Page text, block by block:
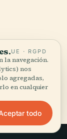
UE · RGPD
la navegación.
nos
agregadas,
en cualquier
todo